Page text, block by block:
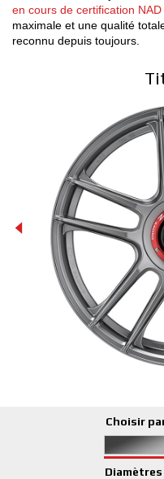
en cours de certification NAD
maximale et une qualité
reconnu depuis toujours.
Choisir